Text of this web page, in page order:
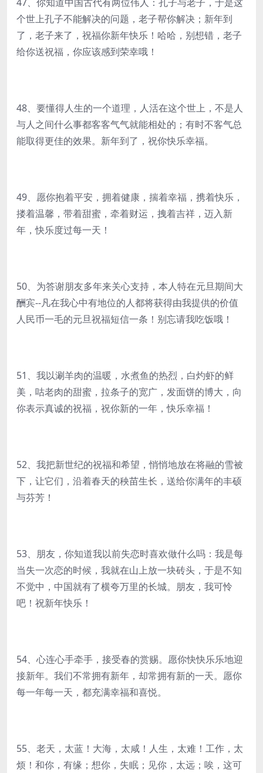
个世上孔子不能解决的问题，老子帮你解决；新年到
了，老子来了，祝福你新年快乐！哈哈，别想错，老子
给你送祝福，你应该感到荣幸哦！
48、要懂得人生的一个道理，人活在这个世上，不是人
与人之间什么事都客客气气就能相处的；有时不客气总
能取得更佳的效果。新年到了，祝你快乐幸福。
49、愿你抱着平安，拥着健康，揣着幸福，携着快乐，
搂着温馨，带着甜蜜，牵着财运，拽着吉祥，迈入新
年，快乐度过每一天！
50、为答谢朋友多年来关心支持，本人特在元旦期间大
酬宾--凡在我心中有地位的人都将获得由我提供的价值
人民币一毛的元旦祝福短信一条！别忘请我吃饭哦！
51、我以涮羊肉的温暖，水煮鱼的热烈，白灼虾的鲜
美，咕老肉的甜蜜，拉条子的宽广，发面饼的博大，向
你表示真诚的祝福，祝你新的一年，快乐幸福！
52、我把新世纪的祝福和希望，悄悄地放在将融的雪被
下，让它们，沿着春天的秧苗生长，送给你满年的丰硕
与芬芳！
53、朋友，你知道我以前失恋时喜欢做什么吗：我是每
当失一次恋的时候，我就在山上放一块砖头，于是不知
不觉中，中国就有了横夸万里的长城。朋友，我可怜
吧！祝新年快乐！
54、心连心手牵手，接受春的赏赐。愿你快快乐乐地迎
接新年。我们不常拥有新年，却常拥有新的一天。愿你
每一年每一天，都充满幸福和喜悦。
55、老天，太蓝！大海，太咸！人生，太难！工作，太
烦！和你，有缘；想你，失眠；见你，太远；唉，这可